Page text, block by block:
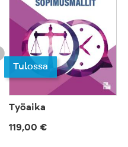
Tulossa
Työaika
119,00 €